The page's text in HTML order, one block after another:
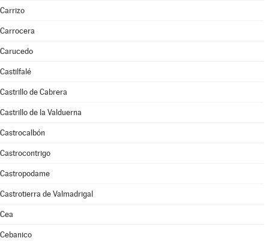
Carrizo
Carrocera
Carucedo
Castilfalé
Castrillo de Cabrera
Castrillo de la Valduerna
Castrocalbón
Castrocontrigo
Castropodame
Castrotierra de Valmadrigal
Cea
Cebanico